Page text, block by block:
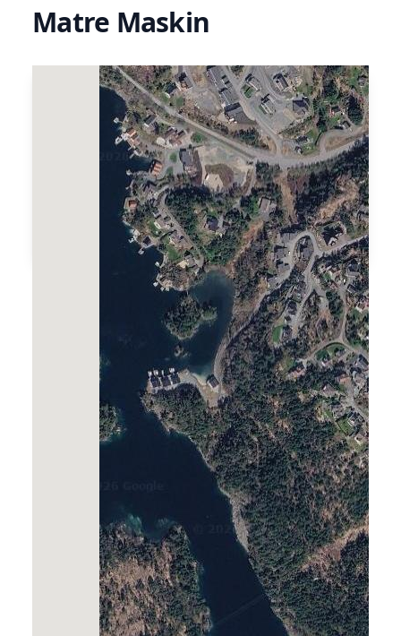
Matre Maskin
Matre Maskin utviklar og leverer produkt,
system og service innan brannslukking. Dei
rettar seg mot den maritime sektoren og
offshore-industrien.
Google Maps
Kategoriar
Anna næring